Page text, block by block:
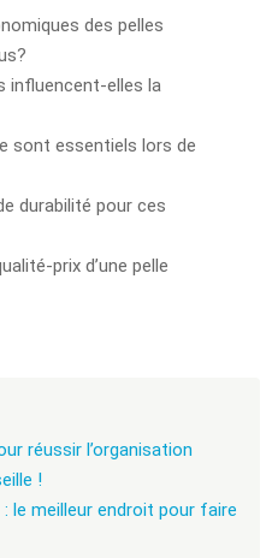
des pelles
influencent-elles la
sont essentiels lors de
durabilité pour ces
prix d’une pelle
réussir l’organisation
!
le meilleur endroit pour faire